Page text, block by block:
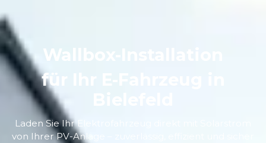
Wallbox-Installation
für Ihr E-Fahrzeug in
Laden Sie Ihr Elektrofahrzeug direkt mit Solarstrom
von Ihrer PV-Anlage – zuverlässig, effizient und sicher